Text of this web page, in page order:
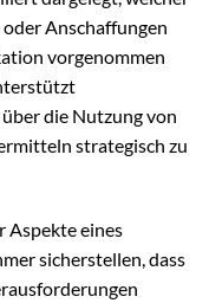
Anschaffungen
vorgenommen
die Nutzung von
strategisch zu
Aspekte eines
sicherstellen, dass